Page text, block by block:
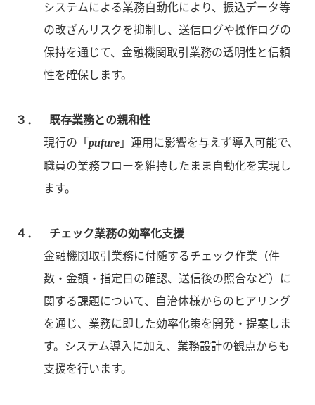
システムによる業務自動化により、振込データ等
の改ざんリスクを抑制し、送信ログや操作ログの
保持を通じて、金融機関取引業務の透明性と信頼
性を確保します。
３． 既存業務との親和性
現行の「pufure」運用に影響を与えず導入可能で、
職員の業務フローを維持したまま自動化を実現し
ます。
４． チェック業務の効率化支援
金融機関取引業務に付随するチェック作業（件
数・金額・指定日の確認、送信後の照合など）に
関する課題について、自治体様からのヒアリング
を通じ、業務に即した効率化策を開発・提案しま
す。システム導入に加え、業務設計の観点からも
支援を行います。